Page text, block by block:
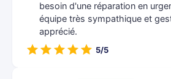
besoin d'une réparation en
équipe très sympathique et
apprécié.
5/5